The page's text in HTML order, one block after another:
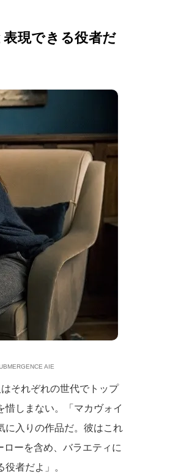
現できる役者だ
AIE
それぞれの世代でトップ
惜しまない。「マカヴォイ
に入りの作品だ。彼はこれ
ーを含め、バラエティに
者だよ」。